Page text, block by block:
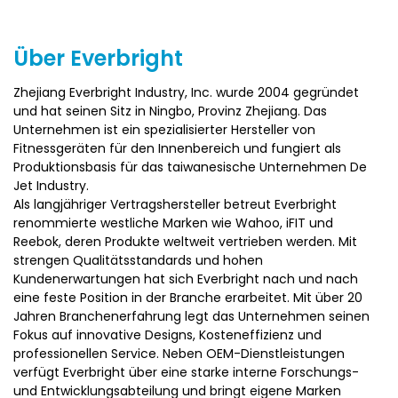
4) Mit einem intelligenten Widerstandskontrollsystem
ausgestattet, kann die Widerstandsintensität
entsprechend den Benutzeranforderungen eingestellt
werden. Die App-Konnektivität bietet personalisierte
Klassen und Echtzeitdatenüberwachung, um den
Schulungsbedürfnissen verschiedener Benutzer gerecht zu
werden.
5) Der Sitz und der Lenker sind für eine hervorragende
Unterstützung verstellbar. Das Sitzkissen ist mit einem
komfortablen Geldesign für verbesserten Reitkomfort
ausgestattet.
6) Die maximale Belastungskapazität beträgt 150 kg,
geeignet für Benutzer verschiedener Körperformen und -
gewichte, die Sicherheit und Stabilität gewährleistet.
Über Everbright
Zhejiang Everbright Industry, Inc. wurde 2004 gegründet
und hat seinen Sitz in Ningbo, Provinz Zhejiang. Das
Unternehmen ist ein spezialisierter Hersteller von
Fitnessgeräten für den Innenbereich und fungiert als
Produktionsbasis für das taiwanesische Unternehmen De
Jet Industry.
Als langjähriger Vertragshersteller betreut Everbright
renommierte westliche Marken wie Wahoo, iFIT und
Reebok, deren Produkte weltweit vertrieben werden. Mit
strengen Qualitätsstandards und hohen
Kundenerwartungen hat sich Everbright nach und nach
eine feste Position in der Branche erarbeitet. Mit über 20
Jahren Branchenerfahrung legt das Unternehmen seinen
Fokus auf innovative Designs, Kosteneffizienz und
professionellen Service. Neben OEM-Dienstleistungen
verfügt Everbright über eine starke interne Forschungs-
und Entwicklungsabteilung und bringt eigene Marken